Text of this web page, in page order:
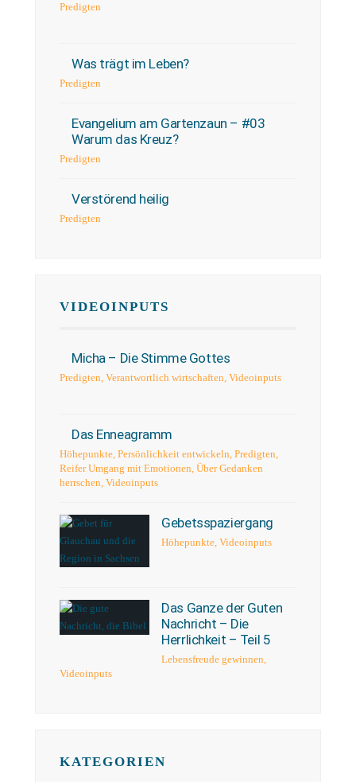
Predigten
Was trägt im Leben?
Predigten
Evangelium am Gartenzaun – #03
Warum das Kreuz?
Predigten
Verstörend heilig
Predigten
VIDEOINPUTS
Micha – Die Stimme Gottes
Predigten, Verantwortlich wirtschaften, Videoinputs
Das Enneagramm
Höhepunkte, Persönlichkeit entwickeln, Predigten,
Reifer Umgang mit Emotionen, Über Gedanken
herrschen, Videoinputs
Gebetsspaziergang
Höhepunkte,Videoinputs
Das Ganze der Guten
Nachricht – Die
Herrlichkeit – Teil 5
Lebensfreude gewinnen,
Videoinputs
KATEGORIEN